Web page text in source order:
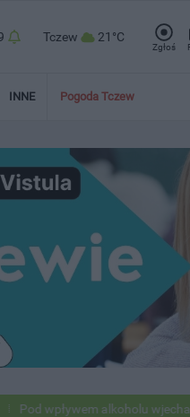
Tczew 21°C
Zgłoś
INNE Pogoda Tczew
alkoholu wjechał pod